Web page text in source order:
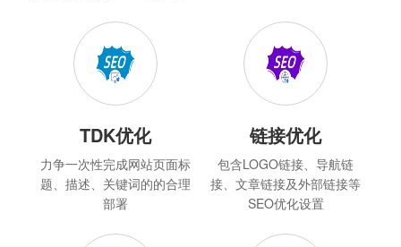
TDK优化
力争一次性完成网站页面标
题、描述、关键词的的合理
部署
链接优化
包含LOGO链接、导航链
接、文章链接及外部链接等
SEO优化设置